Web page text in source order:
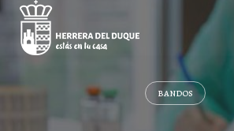
Cancelar
comentario
BANDOS